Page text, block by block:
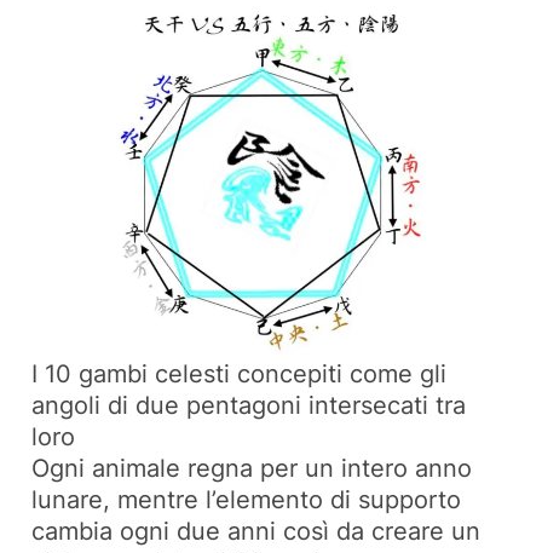
I 10 gambi celesti concepiti come gli
angoli di due pentagoni intersecati tra
loro
Ogni animale regna per un intero anno
lunare, mentre l’elemento di supporto
cambia ogni due anni così da creare un